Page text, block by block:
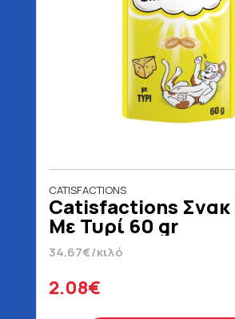
CATISFACTIONS
Catisfactions Σνακ
Με Τυρί 60 gr
34.67€/κιλό
2.08€